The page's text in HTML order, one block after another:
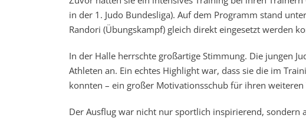
in der 1. Judo Bundesliga). Auf dem Programm stand
Randori (Übungskampf) gleich direkt eingesetzt werden
In der Halle herrschte großartige Stimmung. Die jungen
Athleten an. Ein echtes Highlight war, dass sie die im
konnten – ein großer Motivationsschub für ihren weiteren
Der Ausflug war nicht nur sportlich inspirierend, sondern